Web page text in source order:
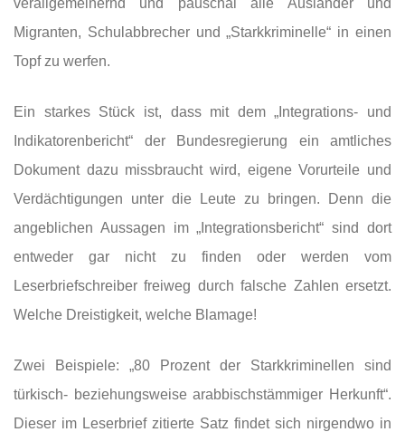
verallgemeinernd und pauschal alle Ausländer und
Migranten, Schulabbrecher und „Starkkriminelle“ in einen
Topf zu werfen.
Ein starkes Stück ist, dass mit dem „Integrations- und
Indikatorenbericht“ der Bundesregierung ein amtliches
Dokument dazu missbraucht wird, eigene Vorurteile und
Verdächtigungen unter die Leute zu bringen. Denn die
angeblichen Aussagen im „Integrationsbericht“ sind dort
entweder gar nicht zu finden oder werden vom
Leserbriefschreiber freiweg durch falsche Zahlen ersetzt.
Welche Dreistigkeit, welche Blamage!
Zwei Beispiele: „80 Prozent der Starkkriminellen sind
türkisch- beziehungsweise arabbischstämmiger Herkunft“.
Dieser im Leserbrief zitierte Satz findet sich nirgendwo in